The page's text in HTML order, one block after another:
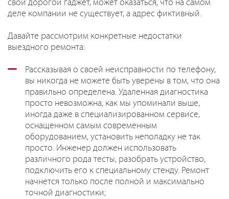
свой дорогой гаджет, может оказаться, что на самом
деле компании не существует, а адрес фиктивный.
Давайте рассмотрим конкретные недостатки
выездного ремонта:
Рассказывая о своей неисправности по телефону,
вы никогда не можете быть уверены в том, что она
правильно определена. Удаленная диагностика
просто невозможна, как мы упоминали выше,
иногда даже в специализированном сервисе,
оснащенном самым современным
оборудованием, установить неполадку не так
просто. Инженер должен использовать
различного рода тесты, разобрать устройство,
подключить его к специальному стенду. Ремонт
начнется только после полной и максимально
точной диагностики;